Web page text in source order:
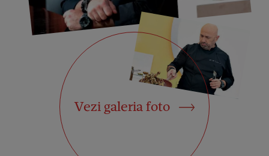
Vezi galeria foto